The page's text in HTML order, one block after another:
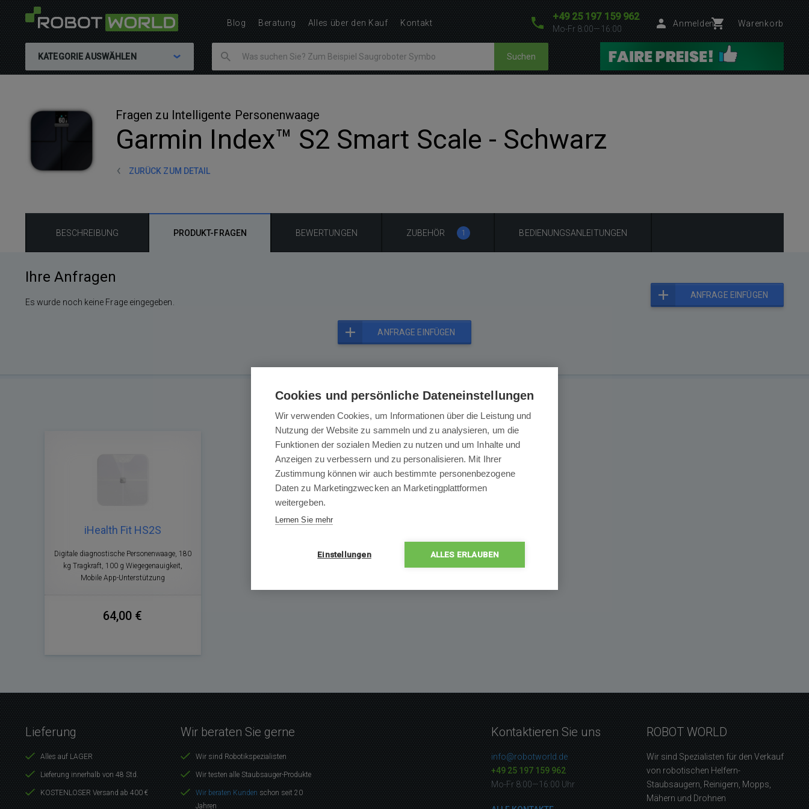
+49 25 197 159 962
Mo-Fr 8:00—16:00
Anmelden Warenkorb
KATEGORIE AUSWÄHLEN Suchen
Fragen zu Intelligente Personenwaage
Garmin Index™ S2 Smart Scale - Schwarz
ZURÜCK ZUM DETAIL
BESCHREIBUNG PRODUKT-FRAGEN BEWERTUNGEN ZUBEHÖR 1 BEDIENUNGSANLEITUNGEN
Ihre Anfragen
ANFRAGE EINFÜGEN
Es wurde noch keine Frage eingegeben.
ANFRAGE EINFÜGEN
Das könnte Sie auch interessieren
iHealth Fit HS2S
Digitale diagnostische Personenwaage, 180
kg Tragkraft, 100 g Wiegegenauigkeit,
Mobile App-Unterstützung
64,00 €
Blog Beratung Alles über den Kauf Kontakt
Lieferung
Alles auf LAGER
Lieferung innerhalb von 48 Std.
KOSTENLOSER Versand ab 400 €
Wir beraten Sie gerne
Wir sind Robotikspezialisten
Wir testen alle Staubsauger-Produkte
Wir beraten Kunden schon seit 20
Jahren
Kontaktieren Sie uns
info@robotworld.de
+49 25 197 159 962
Mo-Fr 8:00—16:00 Uhr
ROBOT WORLD
Wir sind Spezialisten für den Verkauf
von robotischen Helfern-
Staubsaugern, Reinigern, Mopps,
Mähern und Drohnen
Cookies und persönliche Dateneinstellungen
Wir verwenden Cookies, um Informationen über die Leistung und
Nutzung der Website zu sammeln und zu analysieren, um die
Funktionen der sozialen Medien zu nutzen und um Inhalte und
Anzeigen zu verbessern und zu personalisieren. Mit Ihrer
Zustimmung können wir auch bestimmte personenbezogene
Daten zu Marketingzwecken an Marketingplattformen
weitergeben.
Lernen Sie mehr
Einstellungen ALLES ERLAUBEN